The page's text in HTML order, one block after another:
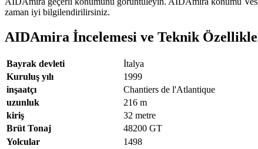
zaman iyi bilgilendirilirsiniz.
AIDAmira İncelemesi ve Teknik
Bayrak devleti
İtalya
Kuruluş yılı
1999
inşaatçı
Chantiers de l'Atlantique
uzunluk
216 m
kiriş
32 metre
Brüt Tonaj
48200 GT
Yolcular
1498